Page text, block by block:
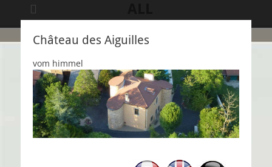
Château des Aiguilles
vom himmel